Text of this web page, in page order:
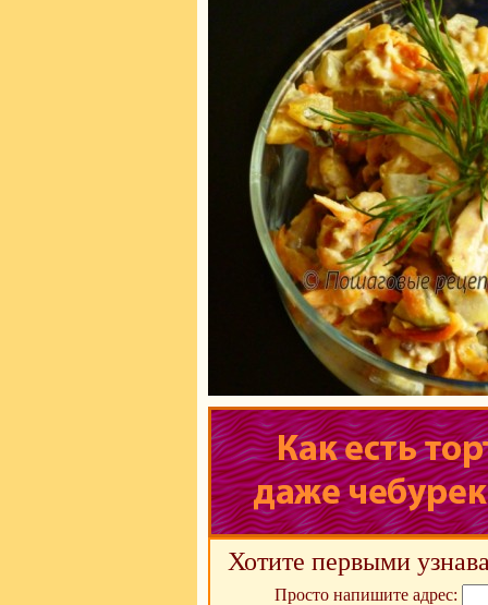
Хотите первыми
Просто напишите адрес: